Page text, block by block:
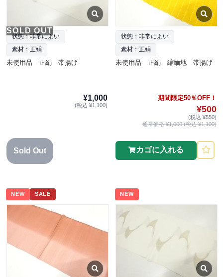
SOLD OUT
状態：非常によい
素材：正絹
未使用品 正絹 帯揚げ
¥1,000
(税込 ¥1,100)
Sold Out
状態：非常によい
素材：正絹
未使用品 正絹 縮緬地 帯揚げ
期間限定50％OFF！
¥500
(税込 ¥550)
通常価格 ¥1,000 (税込 ¥1,100)
カゴに入れる
NEW SALE NEW